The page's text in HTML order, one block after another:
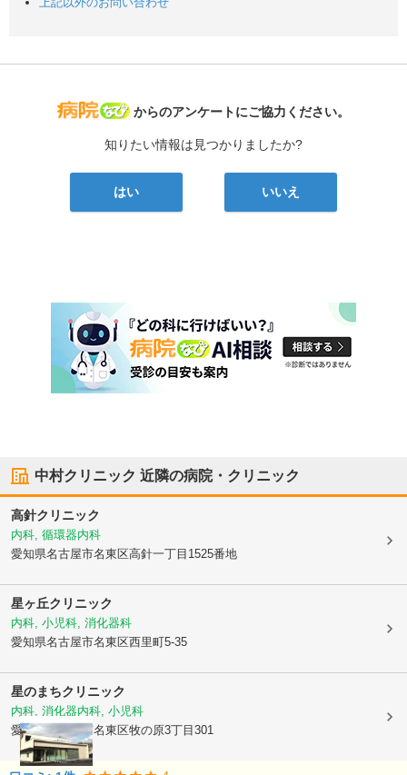
病院なび
からのアンケートにご協力ください。
知りたい情報は見つかりましたか?
はい いいえ
中村クリニック 近隣の病院・クリニック
高針クリニック
内科, 循環器内科
愛知県名古屋市名東区高針一丁目1525番地
星ヶ丘クリニック
内科, 小児科, 消化器科
愛知県名古屋市名東区西里町5-35
星のまちクリニック
内科, 消化器内科, 小児科
愛知県名古屋市名東区牧の原3丁目301